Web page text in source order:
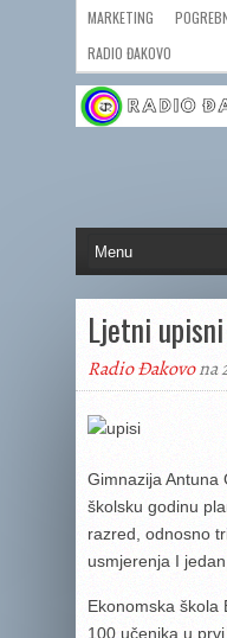
MARKETING
RADIO ĐAKOVO
Ljetni
Radio Đakovona
Gimnazija Antuna
školsku godinu
razred, odnosno
usmjerenja I
Ekonomska škola
100 učenika u